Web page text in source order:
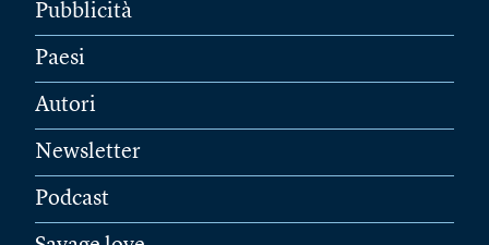
Pubblicità
Paesi
Autori
Newsletter
Podcast